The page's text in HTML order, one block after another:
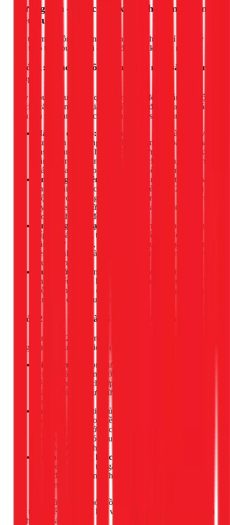
Hướng dẫn 4 bước "lột xác" phòng ngủ 15m2
hiệu quả
Cải tạo một không gian nhỏ đòi hỏi sự tính toán tỉ mỉ. Hãy
làm theo từng bước dưới đây để đảm bảo kết quả như ý.
Bước 1: "Hack" không gian bằng màu sắc và ánh
sáng
Đây là bước đầu tiên và quan trọng nhất để tạo cảm giác rộng
rãi cho căn phòng. Thị giác có thể được "đánh lừa" một cách
hiệu quả nếu bạn biết cách phối hợp màu sắc và ánh sáng.
Màu sắc chủ đạo: Hãy ưu tiên các gam màu sáng và
trung tính như trắng, kem, be, xám nhạt, hoặc các màu
pastel (xanh mint, hồng phấn). Những màu này có khả
năng phản chiếu ánh sáng tốt, làm cho tường có cảm
giác lùi xa hơn, tạo độ "mở" cho không gian.
Ánh sáng tự nhiên:
Hãy để ánh sáng mặt trời tràn vào
phòng nhiều nhất có thể. Sử dụng rèm cửa 2 lớp với
một lớp voan mỏng để đảm bảo sự riêng tư nhưng vẫn
lấy được sáng. Giữ cho khu vực cửa sổ luôn thông
thoáng, không bị đồ đạc che khuất.
Ánh sáng nhân tạo:
Bố trí một đèn trần chính cung
cấp ánh sáng tổng thể và bổ sung các loại đèn chức
năng như đèn bàn, đèn đọc sách đầu giường. Sử dụng
đèn có ánh sáng vàng ấm sẽ tạo cảm giác ấm cúng và
thư giãn hơn.
Gương lớn:
Đặt một chiếc gương lớn ở vị trí có thể
phản chiếu cửa sổ hoặc một mảng tường sáng. Đây là
một thủ thuật kinh điển để nhân đôi không gian và ánh
sáng một cách hiệu quả.
Bước 2: Lựa chọn và bố trí nội thất thông minh
Với phòng 15m2, nguyên tắc vàng là "less is more" (càng ít
càng tốt) và "multi-function" (đa chức năng).
Giường ngủ:
Chọn giường có kích thước phù hợp
(thường là 1m6x2m) với thiết kế đơn giản, gầm cao để
dễ vệ sinh hoặc tích hợp các hộc kéo chứa đồ bên dưới.
Đây là giải pháp lưu trữ tuyệt vời cho chăn ga, gối dự
phòng.
Tủ quần áo:
Ưu tiên tủ cao kịch trần để tận dụng tối
đa không gian theo chiều dọc. Tủ cửa lùa sẽ tiết kiệm
diện tích hơn so với tủ cửa mở truyền thống. Nếu có
thể, hãy chọn tủ có màu trùng với màu tường để tạo
cảm giác liền mạch.
Nội thất đa năng khác:
việc treo tường có thể gấp gọn, kệ sách kết hợp bàn
trang điểm, hoặc một chiếc ghế đôn có không gian lưu
trữ bên trong.
Khi bố trí, hãy đặt các món đồ nội thất lớn như giường, tủ sát
vào tường để giải phóng khu vực trung tâm, tạo lối đi rộng rãi
và thông thoáng.